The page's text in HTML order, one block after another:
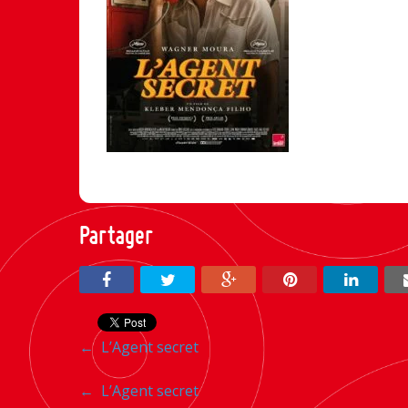
Partager
Navigation
entre
←L’Agent secret
Navigation
← L’Agent secret